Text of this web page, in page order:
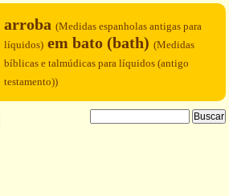
arroba (Medidas espanholas antigas para
líquidos) em bato (bath) (Medidas
bíblicas e talmúdicas para líquidos (antigo
testamento))